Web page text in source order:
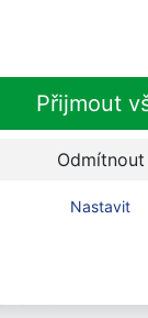
Přijmout
Odmítnout
Nastavit
-
XL 4,0 kg